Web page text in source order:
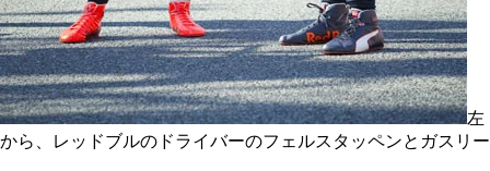
左
から、レッドブルのドライバーのフェルスタッペンとガスリー